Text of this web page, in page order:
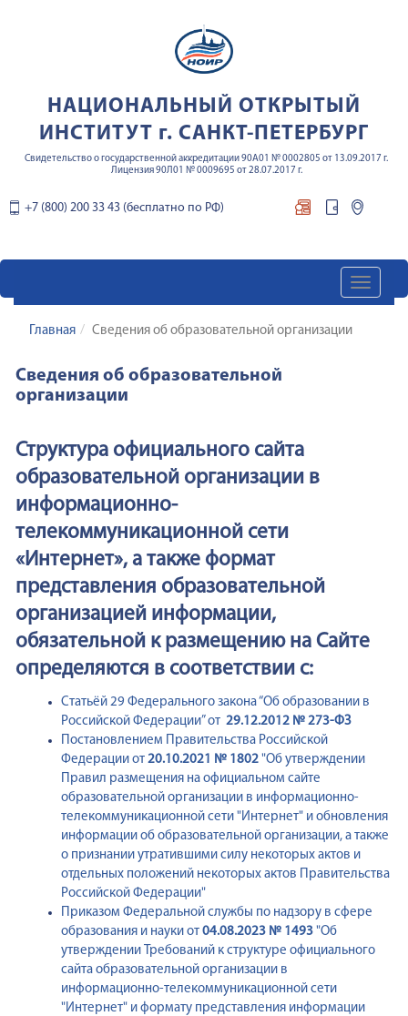
НАЦИОНАЛЬНЫЙ ОТКРЫТЫЙ
ИНСТИТУТ г. САНКТ-ПЕТЕРБУРГ
Свидетельство о государственной аккредитации 90А01 № 0002805 от 13.09.2017 г.
Лицензия 90Л01 № 0009695 от 28.07.2017 г.
+7 (800) 200 33 43 (бесплатно по РФ)
Главная Сведения об образовательной организации
Сведения об образовательной
организации
Структура официального сайта
образовательной организации в
информационно-
телекоммуникационной сети
«Интернет», а также формат
представления образовательной
организацией информации,
обязательной к размещению на Сайте
определяются в соответствии с:
Статьёй 29 Федерального закона “Об образовании в
Российской Федерации” от 29.12.2012 № 273-ФЗ
Постановлением Правительства Российской
Федерации от 20.10.2021 № 1802 "Об утверждении
Правил размещения на официальном сайте
образовательной организации в информационно-
телекоммуникационной сети "Интернет" и обновления
информации об образовательной организации, а также
о признании утратившими силу некоторых актов и
отдельных положений некоторых актов Правительства
Российской Федерации"
Приказом Федеральной службы по надзору в сфере
образования и науки от 04.08.2023 № 1493 "Об
утверждении Требований к структуре официального
сайта образовательной организации в
информационно-телекоммуникационной сети
"Интернет" и формату представления информации